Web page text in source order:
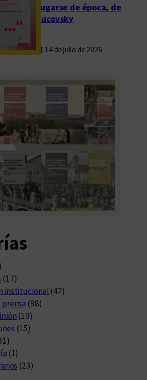
Fugarse de época, de
Rucovsky
14 de julio de 2026
(17)
institucional (47)
(98)
(19)
(15)
(1)
(23)